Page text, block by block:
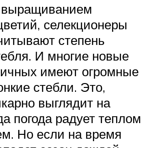
выращиванием
селекционеры
степень
И многие новые
имеют огромные
стебли. Это,
выглядит на
погода радует теплом
Но если на время